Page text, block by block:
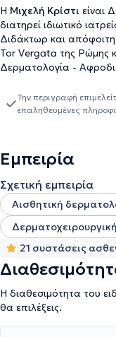
Η Μιχελή Κρίστι είναι
διατηρεί ιδιωτικό
Διδάκτωρ και απόφοιτη
Tor Vergata της Ρώμης
Δερματολογία -
αποτελεί Ειδικός
εκπαιδεύτρια
μεταμόσχευσης
Διευθυντής στο
στη Γερμανία. Τέλος,
πραγματοποιήσει
παρακολουθήσει
διεξάγονται σε Ελλάδα
Γερμανικής
Φλεβολογικής
Εταιρείας.
Την περιγραφή
επαληθευμένες
Εμπειρία
Σχετική εμπειρία
Αισθητική
Δερματοχειρουργική
21 συστάσεις
Η διαθεσιμότητα του
θα επιλέξεις.